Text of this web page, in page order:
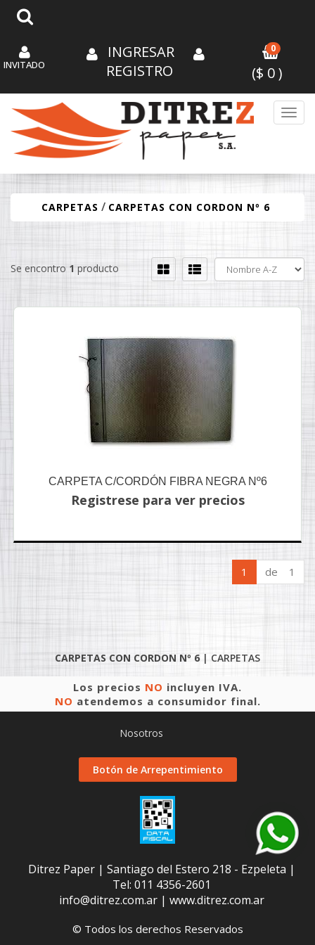
INVITADO
INGRESAR
REGISTRO
0
($ 0)
CARPETAS / CARPETAS CON CORDON Nº 6
Se encontro 1 producto
CARPETA C/CORDÓN FIBRA NEGRA Nº6
Registrese para ver precios
1 de 1
CARPETAS CON CORDON Nº 6| CARPETAS
Los precios NO incluyen IVA.
NO atendemos a consumidor final.
Nosotros
Botón de Arrepentimiento
Ditrez Paper | Santiago del Estero 218 - Ezpeleta |
Tel: 011 4356-2601
info@ditrez.com.ar | www.ditrez.com.ar
© Todos los derechos Reservados